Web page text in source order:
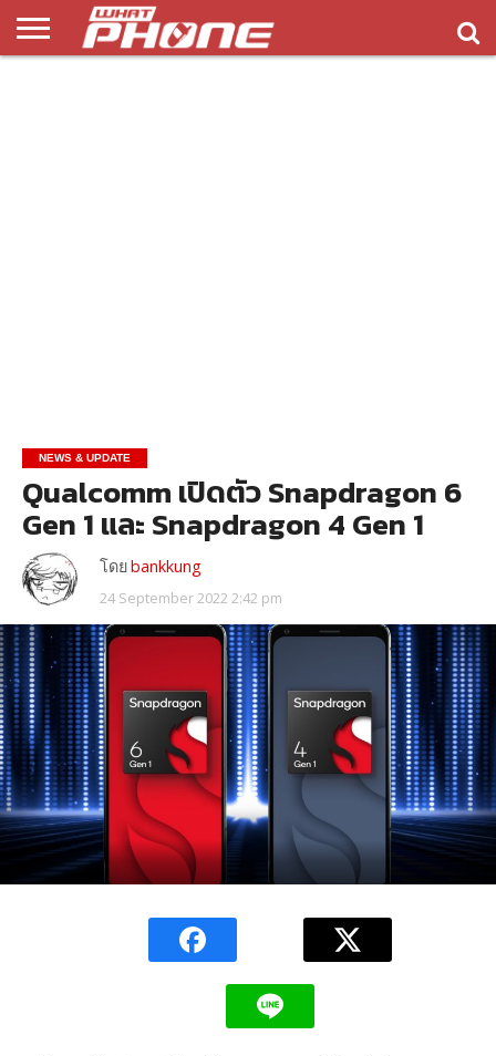
NEWS & UPDATE
Qualcomm เปิดตัว Snapdragon 6
Gen 1 และ Snapdragon 4 Gen 1
โดยbankkung
24 September 2022 2:42 pm